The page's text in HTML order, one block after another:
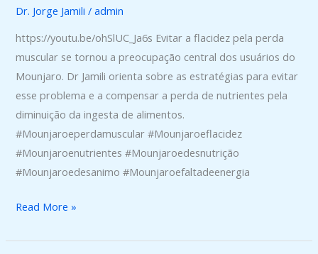
Dr. Jorge Jamili /admin
https://youtu.be/ohSlUC_Ja6s Evitar a flacidez pela perda
muscular se tornou a preocupação central dos usuários do
Mounjaro. Dr Jamili orienta sobre as estratégias para evitar
esse problema e a compensar a perda de nutrientes pela
diminuição da ingesta de alimentos.
#Mounjaroeperdamuscular #Mounjaroeflacidez
#Mounjaroenutrientes #Mounjaroedesnutrição
#Mounjaroedesanimo #Mounjaroefaltadeenergia
Flacidez
Read More »